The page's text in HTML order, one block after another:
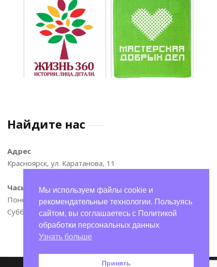
Найдите нас
Адрес
Красноярск, ул. Каратанова, 11
Часы
Понедельник—пятница: 9:00–17:00
Суббота и воскресенье: 11:00–15:00
Мы используем файлы cookie и
рекомендательные технологии. Пользуясь
сайтом, вы соглашаетесь с Политикой
обработки персональных данных
Узнать больше
Принять